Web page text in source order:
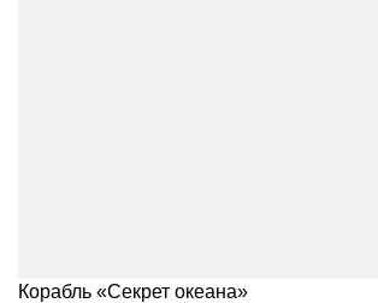
Корабль «Секрет океана»